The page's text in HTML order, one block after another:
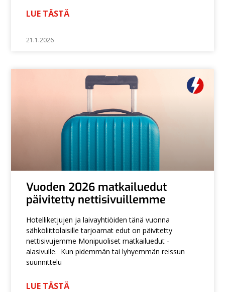
LUE TÄSTÄ
21.1.2026
Vuoden 2026 matkailuedut
päivitetty nettisivuillemme
Hotelliketjujen ja laivayhtiöiden tänä vuonna
sähköliittolaisille tarjoamat edut on päivitetty
nettisivujemme Monipuoliset matkailuedut -
alasivulle. Kun pidemmän tai lyhyemmän reissun
suunnittelu
LUE TÄSTÄ